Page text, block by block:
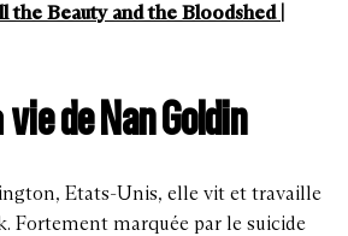
the Beauty and the Bloodshed |
vie de Nan Goldin
Etats-Unis, elle vit et travaille
Fortement marquée par le suicide